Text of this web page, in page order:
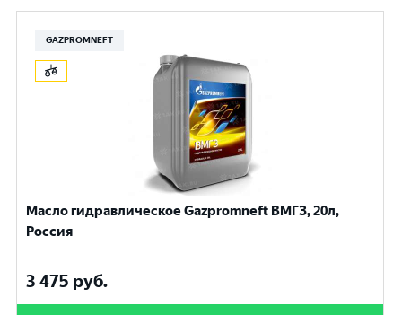
GAZPROMNEFT
Масло гидравлическое Gazpromneft ВМГЗ, 20л,
Россия
3 475 руб.